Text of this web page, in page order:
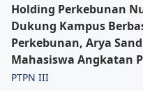
Holding Perkebunan
Dukung Kampus
Perkebunan, Arya
Mahasiswa Angkatan
Magister ITSI
PTPN III